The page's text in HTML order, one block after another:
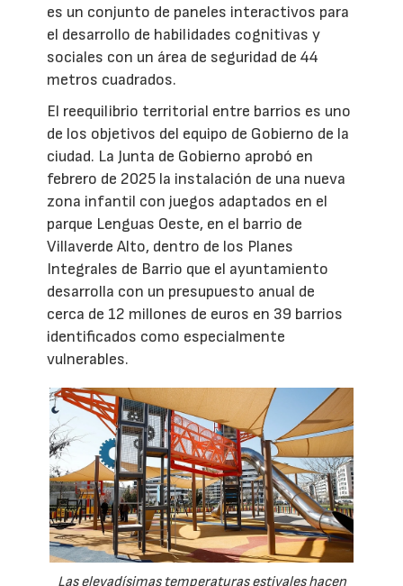
es un conjunto de paneles interactivos para
el desarrollo de habilidades cognitivas y
sociales con un área de seguridad de 44
metros cuadrados.
El reequilibrio territorial entre barrios es uno
de los objetivos del equipo de Gobierno de la
ciudad. La Junta de Gobierno aprobó en
febrero de 2025 la instalación de una nueva
zona infantil con juegos adaptados en el
parque Lenguas Oeste, en el barrio de
Villaverde Alto, dentro de los Planes
Integrales de Barrio que el ayuntamiento
desarrolla con un presupuesto anual de
cerca de 12 millones de euros en 39 barrios
identificados como especialmente
vulnerables.
Las elevadísimas temperaturas estivales hacen